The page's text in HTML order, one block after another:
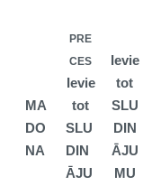
MA
DO
NA
PRE
CES
Ievie
tot
SLU
DIN
ĀJU
Ievie
tot
SLU
DIN
ĀJU
MU